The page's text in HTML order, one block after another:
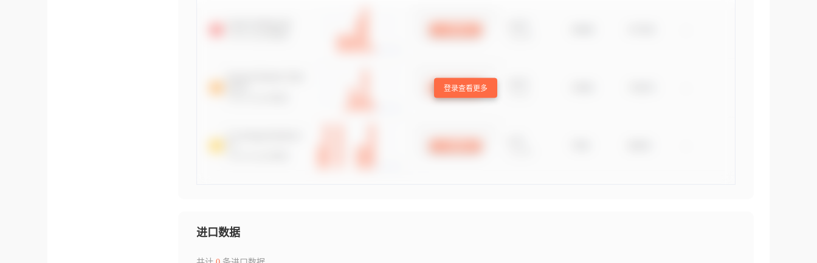
登录查看更多
进口数据